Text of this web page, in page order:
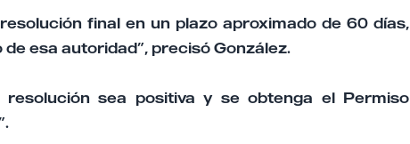
final en un plazo aproximado de 60 días,
esa autoridad”, precisó González.
resolución sea positiva y se obtenga el Permiso